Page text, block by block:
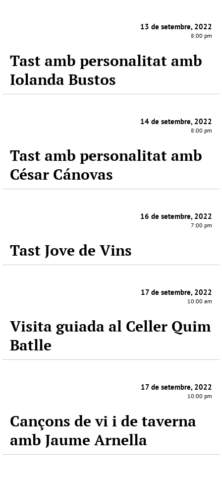
13 de setembre, 2022
8:00 pm
Tast amb personalitat amb
Iolanda Bustos
14 de setembre, 2022
8:00 pm
Tast amb personalitat amb
César Cánovas
16 de setembre, 2022
7:00 pm
Tast Jove de Vins
17 de setembre, 2022
10:00 am
Visita guiada al Celler Quim
Batlle
17 de setembre, 2022
10:00 pm
Cançons de vi i de taverna
amb Jaume Arnella